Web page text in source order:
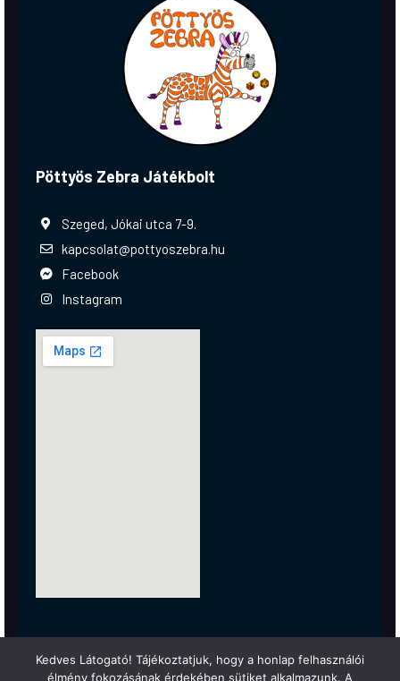
Pöttyös Zebra Játékbolt
Szeged, Jókai utca 7-9.
kapcsolat@pottyoszebra.hu
Facebook
Instagram
Kedves Látogató! Tájékoztatjuk, hogy a honlap felhasználói
élmény fokozásának érdekében sütiket alkalmazunk. A